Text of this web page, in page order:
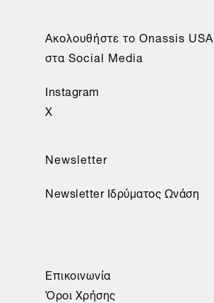
Aκολουθήστε το Onassis USA
στα Social Media
Instagram
X
Newsletter
Newsletter Ιδρύματος Ωνάση
Επικοινωνία
Όροι Χρήσης